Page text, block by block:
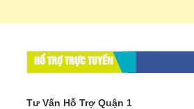
HỔ TRỢ TRỰC TUYẾN
Tư Vấn Hỗ Trợ Quận 1